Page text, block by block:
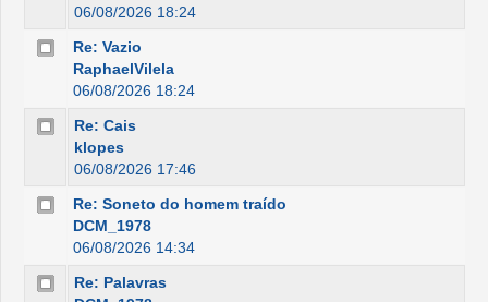
06/08/2026 18:24
Re: Vazio
RaphaelVilela
06/08/2026 18:24
Re: Cais
klopes
06/08/2026 17:46
Re: Soneto do homem traído
DCM_1978
06/08/2026 14:34
Re: Palavras